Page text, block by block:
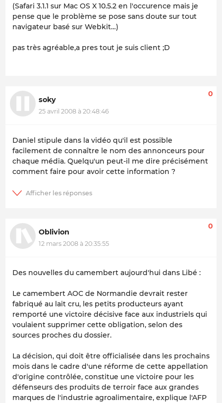
(Safari 3.1.1 sur Mac OS X 10.5.2 en l'occurence mais je
pense que le problème se pose sans doute sur tout
navigateur basé sur Webkit…)
pas très agréable,a pres tout je suis client ;D
soky
25 avril 2008 à 20:48:46
0
Daniel stipule dans la vidéo qu'il est possible
facilement de connaître le nom des annonceurs pour
chaque média. Quelqu'un peut-il me dire précisément
comment faire pour avoir cette information ?
Oblivion
12 mars 2008 à 20:35:55
0
Des nouvelles du camembert aujourd'hui dans Libé :
Le camembert AOC de Normandie devrait rester
fabriqué au lait cru, les petits producteurs ayant
remporté une victoire décisive face aux industriels qui
voulaient supprimer cette obligation, selon des
sources proches du dossier.
La décision, qui doit être officialisée dans les prochains
mois dans le cadre d'une réforme de cette appellation
d'origine contrôlée, constitue une victoire pour les
défenseurs des produits de terroir face aux grandes
marques de l'industrie agroalimentaire, explique l'AFP